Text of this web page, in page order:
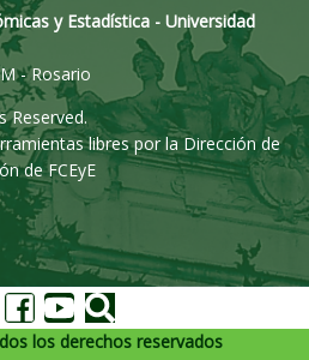
y Estadística - Universidad
- Rosario
Reserved.
libres por la Dirección de
de FCEyE
los derechos reservados